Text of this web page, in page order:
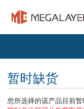
暂时缺货
您所选择的该产品目前